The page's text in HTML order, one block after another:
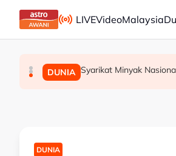
Skip to main content
LIVEVideoMalaysia
SUKAN Gol Pavithran bawa
SUKAN Aliff Rakib hadiah
DUNIA Syarikat Minyak
DUNIA